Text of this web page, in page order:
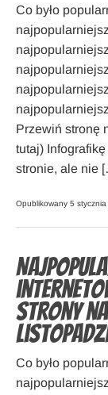
Co było
Przewiń stronę
tutaj)
stronie, ale nie
Opublikowany 5
strony na
Co było